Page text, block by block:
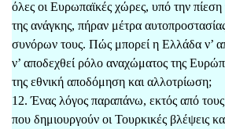
όλες οι Ευρωπαϊκές χώρες, υπό την
της ανάγκης, πήραν μέτρα
συνόρων τους. Πώς μπορεί η Ελλάδα ν’
ν’ αποδεχθεί ρόλο αναχώματος της
της εθνική αποδόμηση και αλλοτρίωση;
12. Ένας λόγος παραπάνω, εκτός από τους
που δημιουργούν οι Τουρκικές βλέψεις και